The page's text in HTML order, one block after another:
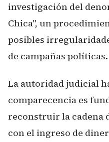
investigación del
Chica", un
posibles
de campañas políticas.
La autoridad judicial
comparecencia es
reconstruir la cadena
con el ingreso de